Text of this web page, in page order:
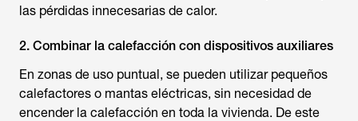
las pérdidas innecesarias de calor.
2. Combinar la calefacción con dispositivos auxiliares
En zonas de uso puntual, se pueden utilizar pequeños
calefactores o mantas eléctricas, sin necesidad de
encender la calefacción en toda la vivienda. De este